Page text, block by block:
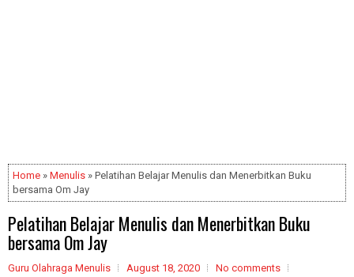
Home » Menulis » Pelatihan Belajar Menulis dan Menerbitkan Buku
bersama Om Jay
Pelatihan Belajar Menulis dan Menerbitkan Buku
bersama Om Jay
Guru Olahraga Menulis August 18, 2020 No comments